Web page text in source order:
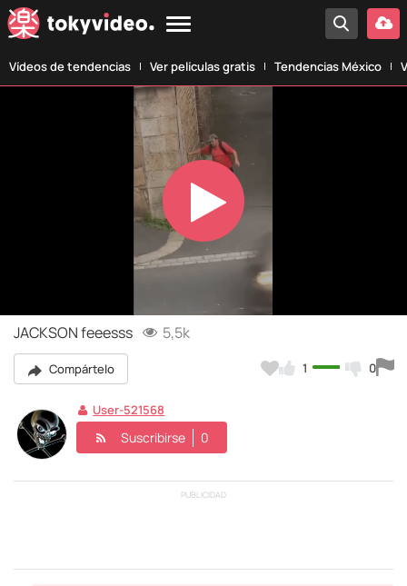
Vídeos de tendencias Ver películas gratis Tendencias México
Play
Video
JACKSON feeesss 5,5k
Compártelo 1 0
User-521568
Suscribirse 0
PUBLICIDAD